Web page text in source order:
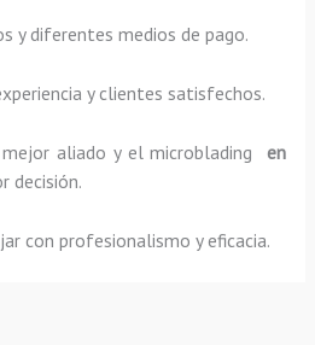
y diferentes medios de pago.
y clientes satisfechos.
aliado y elmicroblading en
decisión.
con profesionalismo y eficacia.